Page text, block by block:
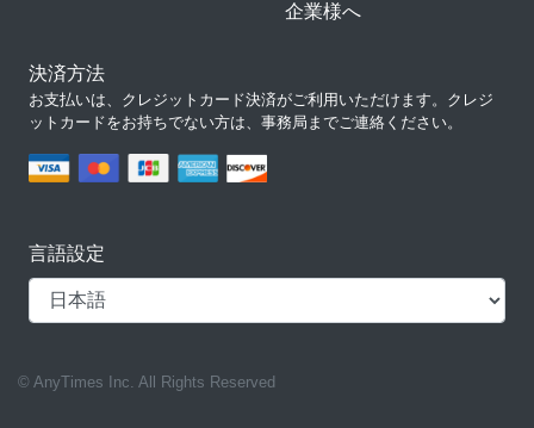
企業様へ
決済方法
お支払いは、クレジットカード決済がご利用いただけます。クレジ
ットカードをお持ちでない方は、事務局までご連絡ください。
言語設定
© AnyTimes Inc. All Rights Reserved